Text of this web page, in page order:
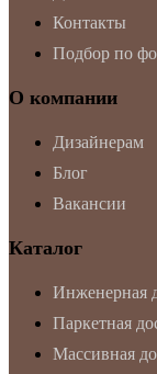
Контакты
Подбор по
О компании
Дизайнерам
Блог
Вакансии
Каталог
Инженерная
Паркетная
Массивная